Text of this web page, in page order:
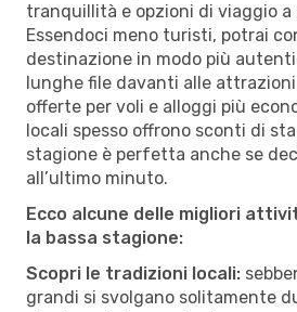
tranquillità e opzioni di viaggio a
Essendoci meno turisti, potrai
destinazione in modo più
lunghe file davanti alle
offerte per voli e alloggi più
locali spesso offrono sconti di
stagione è perfetta anche se
all’ultimo minuto.
Ecco alcune delle migliori
la bassa stagione:
Scopri le tradizioni locali:
grandi si svolgano solitamente